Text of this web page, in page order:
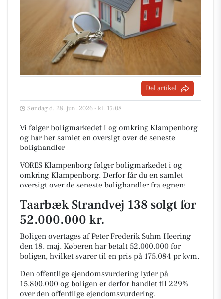
Del artikel
Søndag d. 28. jun. 2026 - kl. 15:08
Vi følger boligmarkedet i og omkring Klampenborg
og har her samlet en oversigt over de seneste
bolighandler
VORES Klampenborg følger boligmarkedet i og
omkring Klampenborg. Derfor får du en samlet
oversigt over de seneste bolighandler fra egnen:
Taarbæk Strandvej 138 solgt for
52.000.000 kr.
Boligen overtages af Peter Frederik Suhm Heering
den 18. maj. Køberen har betalt 52.000.000 for
boligen, hvilket svarer til en pris på 175.084 pr kvm.
Den offentlige ejendomsvurdering lyder på
15.800.000 og boligen er derfor handlet til 229%
over den offentlige ejendomsvurdering.